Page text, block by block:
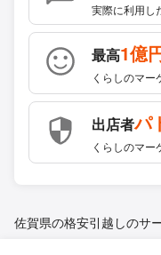
実際に利用し
最高1億
くらしのマー
出店者パ
くらしのマー
佐賀県の格安引越しのサ